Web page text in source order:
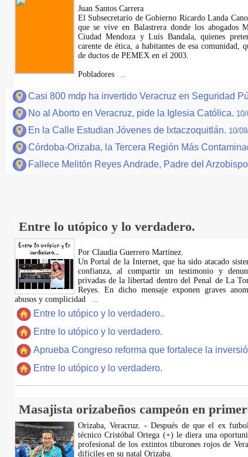
Juan Santos Carrera
El Subsecretario de Gobierno Ricardo Landa
que se vive en Balastrera donde los abogados
Ciudad Mendoza y Luís Bandala, quienes
carente de ética, a habitantes de esa comunidad,
de ductos de PEMEX en el 2003.
Pobladores
Casi 800 mdp ha invertido Veracruz en Seguridad
No al Aborto en Veracruz, pide la Iglesia Católica.
En la Calle Estudian Jóvenes de Ixtaczoquitlán. 10/
Córdoba-Orizaba, la Tercera Región Más
Fallece Melitón Reyes Andrade, Padre del
Entre lo utópico y lo verdadero.
Por Claudia Guerrero Martínez.
​Un Portal de la Internet, que ha sido atacado
confianza, al compartir un testimonio y
privadas de la libertad dentro del Penal de La
Reyes. En dicho mensaje exponen graves
abusos y complicidad
Entre lo utópico y lo verdadero..
Entre lo utópico y lo verdadero.
Aprueba Congreso reforma que fortalece la
Entre lo utópico y lo verdadero.
Masajista orizabeños campeón en
Orizaba, Veracruz. - Después de que el ex
técnico Cristóbal Ortega (+) le diera una
profesional de los extintos tiburones rojos de
difíciles en su natal Orizaba.